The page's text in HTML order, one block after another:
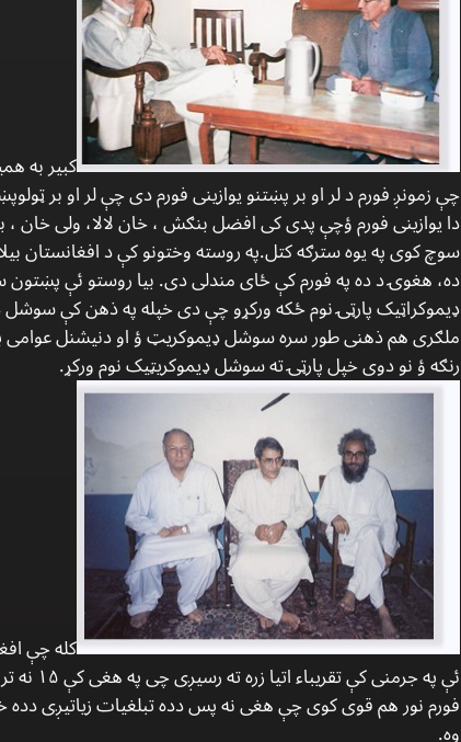
کبیر به
چې زمونږ فورم د لر او بر پښتنو يوازینی فورم دی چې لر او بر
دا يوازینی فورم ؤچې پدی کی افضل بنګش ، خان لالا، ولی خان
سوچ کوی په يوه سترګه کتل.په روسته وختونو کې د افغانستان
ډیموکراټیک پارټۍ نوم ځکه ورکړو چې دی خپله په ذهن کې
ملګری هم ذهنی طور سره سوشل ډیموکریټ ؤ او دنیشنل
رنګه ؤ نو دوی خپل پارټۍ ته سوشل ډیموکریټیک نوم ورکړ.
کله چې
ئې په
فورم نور هم قوی کوی چې هغی نه پس دده تبلغیات زیاتیږی دده
وه.